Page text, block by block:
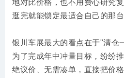
地对比价格，也不用费心研究
逛完就能锁定最适合自己的那台
银川车展最大的看点在于"清仓
为了完成年中冲量目标，纷纷
绝议价、无需凑单，直接把价